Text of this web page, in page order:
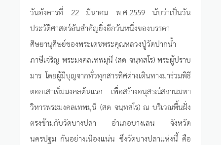
วันอังคารที่ 22 มีนาคม พ.ศ.2559 นับว่าเป็นวัน
ประวัติศาสตร์อันสำคัญยิ่งอีกวันหนึ่งของบรรดา
ศิษยานุศิษย์ของพระเดชพระคุณหลวงปู่วัดปากน้ำ
ภาษีเจริญ พระมงคลเทพมุนี (สด จนฺทสโร) พระผู้ปราบ
มาร โดยผู้มีบุญจากทั่วทุกสารทิศต่างเดินทางมาร่วมพิธี
ตอกเสาเข็มมงคลต้นแรก เพื่อสร้างอนุสรณ์สถานมหา
วิหารพระมงคลเทพมุนี (สด จนฺทสโร) ณ บริเวณพื้นฝั่ง
ตรงข้ามกับวัดบางปลา อำเภอบางเลน จังหวัด
นครปฐม กันอย่างเนืองแน่น ซึ่งวัดบางปลาแห่งนี้ คือ